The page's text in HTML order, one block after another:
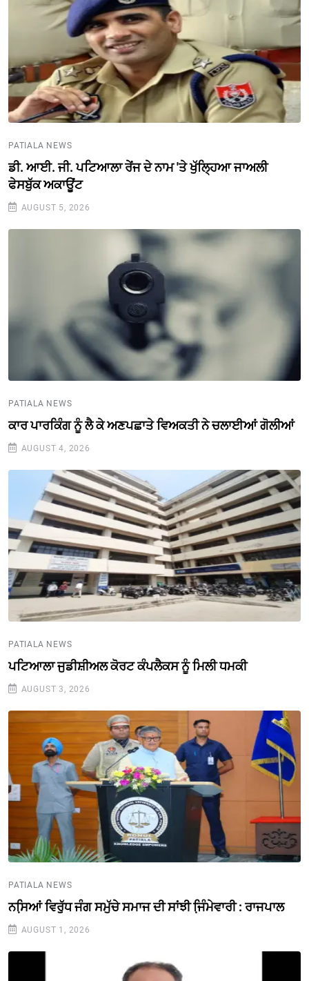
PATIALA NEWS
ਡੀ. ਆਈ. ਜੀ. ਪਟਿਆਲਾ ਰੇਂਜ ਦੇ ਨਾਮ 'ਤੇ ਖੁੱਲ੍ਹਿਆ ਜਾਅਲੀ
ਫੇਸਬੁੱਕ ਅਕਾਊਂਟ
AUGUST 5, 2026
PATIALA NEWS
ਕਾਰ ਪਾਰਕਿੰਗ ਨੂੰ ਲੈ ਕੇ ਅਣਪਛਾਤੇ ਵਿਅਕਤੀ ਨੇ ਚਲਾਈਆਂ ਗੋਲੀਆਂ
AUGUST 4, 2026
PATIALA NEWS
ਪਟਿਆਲਾ ਜੁਡੀਸ਼ੀਅਲ ਕੋਰਟ ਕੰਪਲੈਕਸ ਨੂੰ ਮਿਲੀ ਧਮਕੀ
AUGUST 3, 2026
PATIALA NEWS
ਨਸਿ਼ਆਂ ਵਿਰੁੱਧ ਜੰਗ ਸਮੁੱਚੇ ਸਮਾਜ ਦੀ ਸਾਂਝੀ ਜਿ਼ੰਮੇਵਾਰੀ : ਰਾਜਪਾਲ
AUGUST 1, 2026